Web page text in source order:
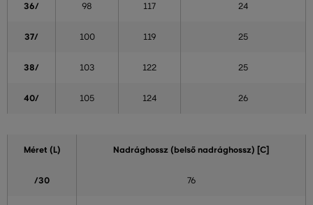
36/ 98 117 24
37/ 100 119 25
38/ 103 122 25
40/ 105 124 26
Méret (L) Nadrághossz (belső nadrághossz) [C]
/30 76